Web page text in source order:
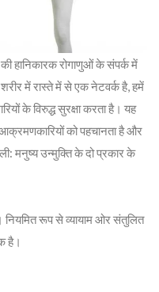
हानिकारक रोगाणुओं के संपर्क में
शरीर में रास्ते में से एक नेटवर्क है, हमें
के विरुद्ध सुरक्षा करता है। यह
आक्रमणकारियों को पहचानता है और
मनुष्य उन्मुक्ति के दो प्रकार के
नियमित रूप से व्यायाम ओर संतुलित
है।